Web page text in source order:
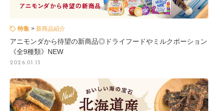
特集 新商品紹介
アニモンダから待望の新商品◎ドライフードやミルクポーション
《全9種類》NEW
2026.01.13